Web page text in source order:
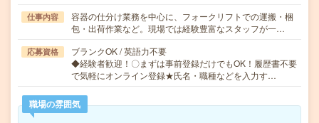
仕事内容
容器の仕分け業務を中心に、フォークリフトでの運搬・梱
包・出荷作業など。現場では経験豊富なスタッフが一…
応募資格
ブランクOK / 英語力不要
◆経験者歓迎！〇まずは事前登録だけでもOK！履歴書不要
で気軽にオンライン登録★氏名・職種などを入力す…
職場の雰囲気